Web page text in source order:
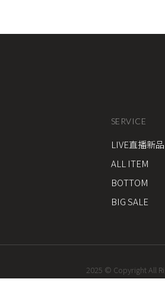
SERVICE
LIVE直播新品
ALL ITEM
BOTTOM
BIG SALE
2025 © Copyright All